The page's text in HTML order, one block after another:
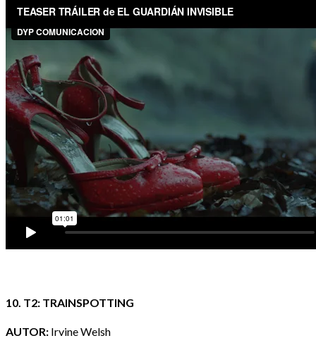
10. T2: TRAINSPOTTING
AUTOR: Irvine Welsh